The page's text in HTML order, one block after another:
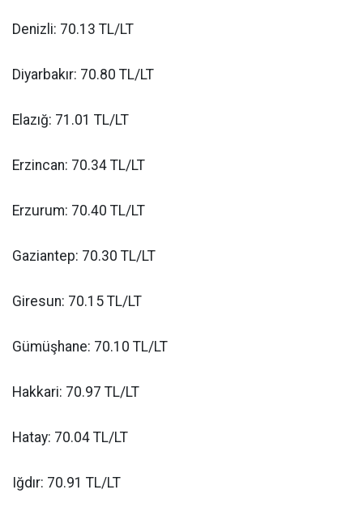
Denizli: 70.13 TL/LT
Diyarbakır: 70.80 TL/LT
Elazığ: 71.01 TL/LT
Erzincan: 70.34 TL/LT
Erzurum: 70.40 TL/LT
Gaziantep: 70.30 TL/LT
Giresun: 70.15 TL/LT
Gümüşhane: 70.10 TL/LT
Hakkari: 70.97 TL/LT
Hatay: 70.04 TL/LT
Iğdır: 70.91 TL/LT